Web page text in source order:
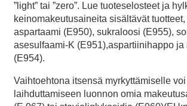
”light” tai ”zero”. Lue tuoteselosteet ja
keinomakeutusaineita sisältävät
aspartaami (E950), sukraloosi (E955),
asesulfaami-K (E951),aspartiinihappo ja
(E954).
Vaihtoehtona itsensä myrkyttämiselle
laihduttamiseen luonnon omia